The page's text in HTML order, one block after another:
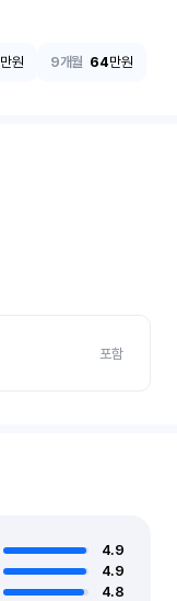
만원 9개월 64만원
포함
4.9
4.9
4.8